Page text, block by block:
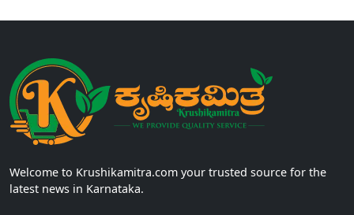
Welcome to Krushikamitra.com your trusted source for the
latest news in Karnataka.